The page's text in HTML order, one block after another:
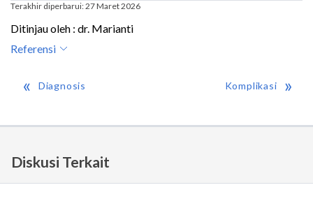
Terakhir diperbarui: 27 Maret 2026